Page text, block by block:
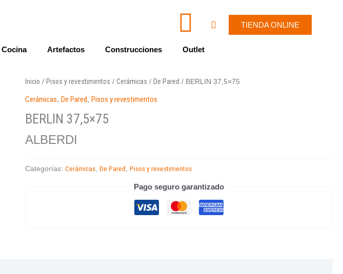
c
o
n
n
v
W
h
a
p
p
Cart TIENDA ONLINE
Cocina Artefactos Construcciones Outlet
Inicio / Pisos y revestimentos /Cerámicas / De Pared / BERLIN 37,5×75
Cerámicas,De Pared,Pisos y revestimentos
BERLIN 37,5×75
ALBERDI
Categorías:Cerámicas ,De Pared ,Pisos y revestimentos
Pago seguro garantizado